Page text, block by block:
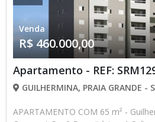
Venda
R$ 460.000,00
Apartamento - REF:
GUILHERMINA, PRAIA GRANDE -
APARTAMENTO COM 65 m² -